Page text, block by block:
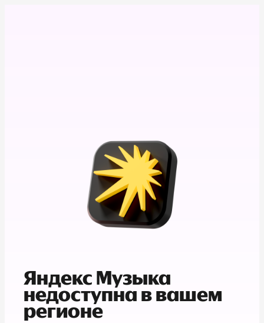
Яндекс Музыка
недоступна в вашем
регионе